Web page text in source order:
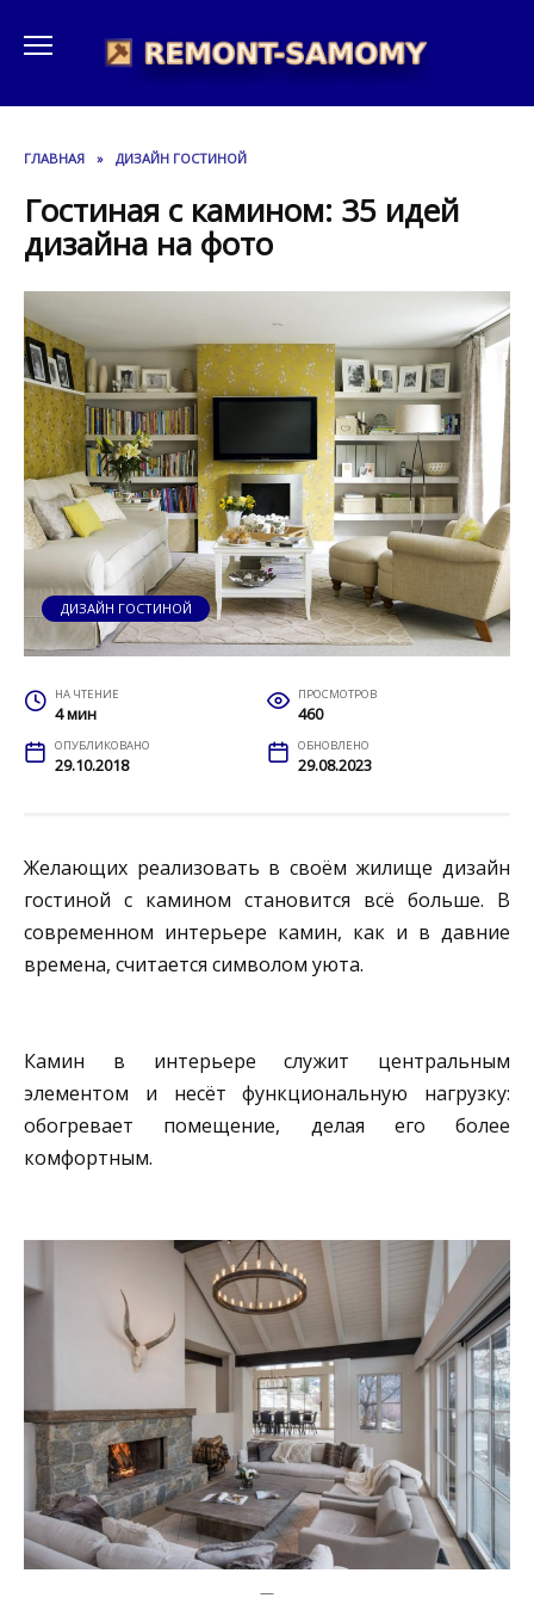
содержанию
ГЛАВНАЯ » ДИЗАЙН ГОСТИНОЙ
Гостиная с камином: 35 идей
дизайна на фото
ДИЗАЙН ГОСТИНОЙ
НА ЧТЕНИЕ
4 мин
ПРОСМОТРОВ
460
ОПУБЛИКОВАНО
29.10.2018
ОБНОВЛЕНО
29.08.2023
Желающих реализовать в своём жилище дизайн
гостиной с камином становится всё больше. В
современном интерьере камин, как и в давние
времена, считается символом уюта.
Камин в интерьере служит центральным
элементом и несёт функциональную нагрузку:
обогревает помещение, делая его более
комфортным.
—